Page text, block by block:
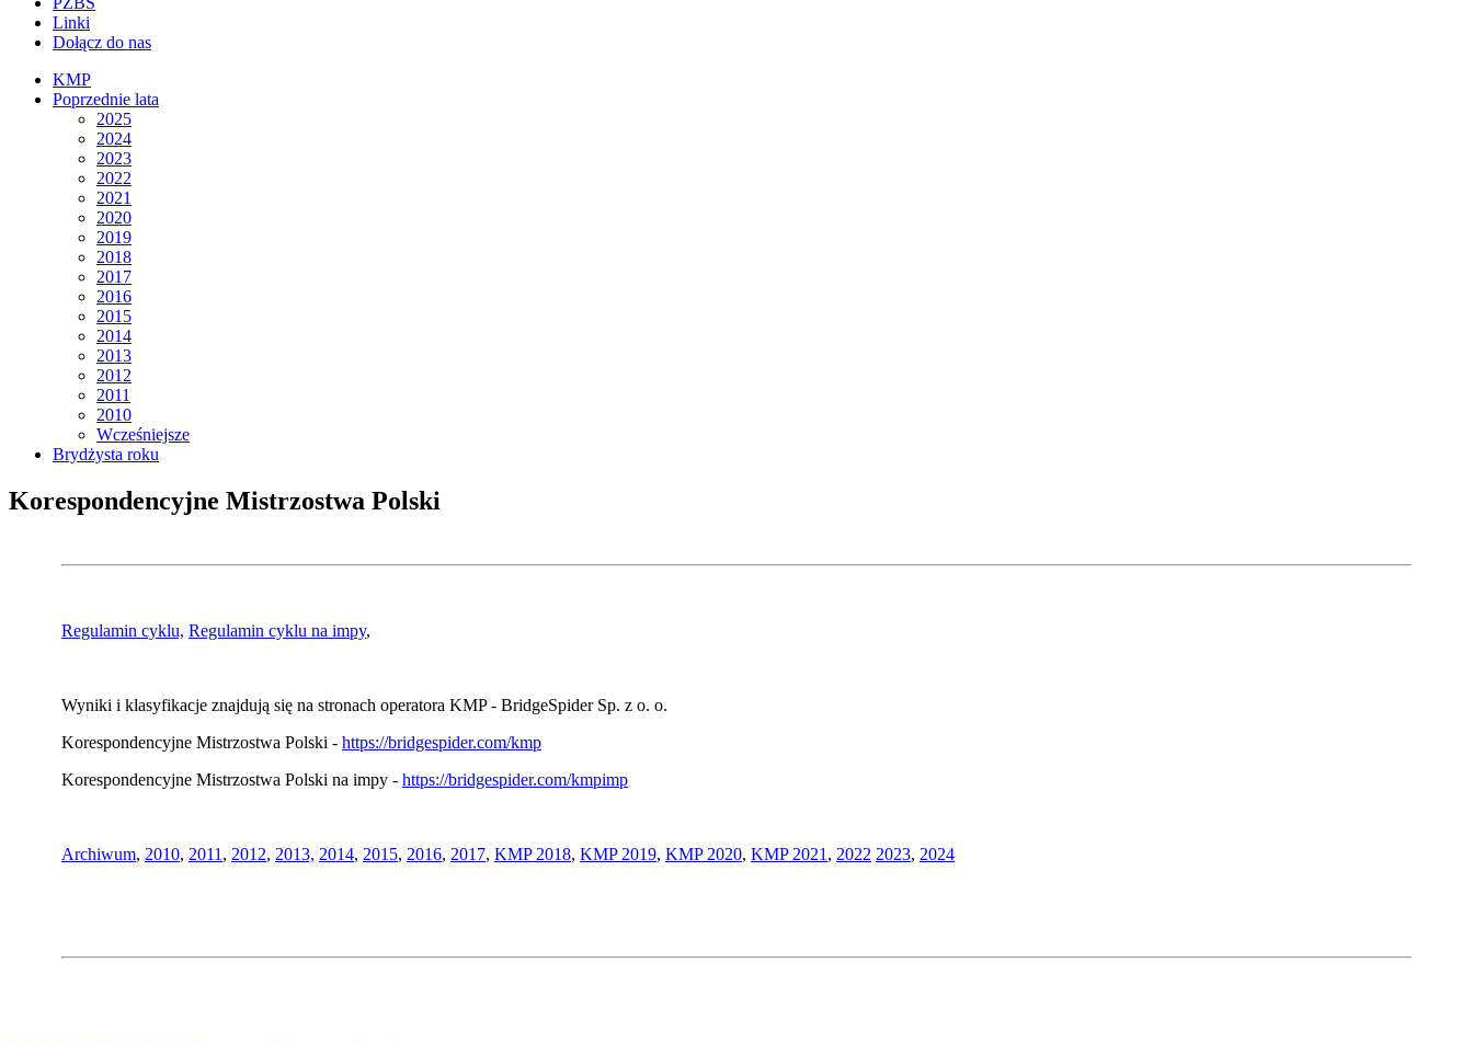
Linki
Dołącz do nas
KMP
Poprzednie lata
2025
2024
2023
2022
2021
2020
2019
2018
2017
2016
2015
2014
2013
2012
2011
2010
Wcześniejsze
Brydżysta roku
Korespondencyjne Mistrzostwa Polski
Regulamin cyklu, Regulamin cyklu na impy,
Wyniki i klasyfikacje znajdują się na stronach operatora KMP - BridgeSpider Sp. z o. o.
Korespondencyjne Mistrzostwa Polski - https://bridgespider.com/kmp
Korespondencyjne Mistrzostwa Polski na impy - https://bridgespider.com/kmpimp
Archiwum, 2010, 2011 , 2012, 2013, 2014, 2015, 2016, 2017, KMP 2018, KMP 2019, KMP 2020, KMP 2021 , 2022 2023, 2024